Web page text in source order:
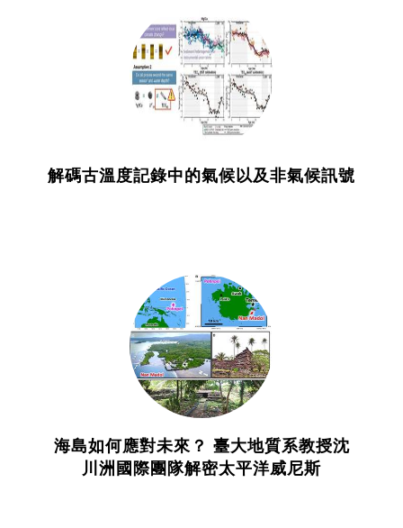
解碼古溫度記錄中的氣候以及非氣候訊號
海島如何應對未來？ 臺大地質系教授沈
川洲國際團隊解密太平洋威尼斯